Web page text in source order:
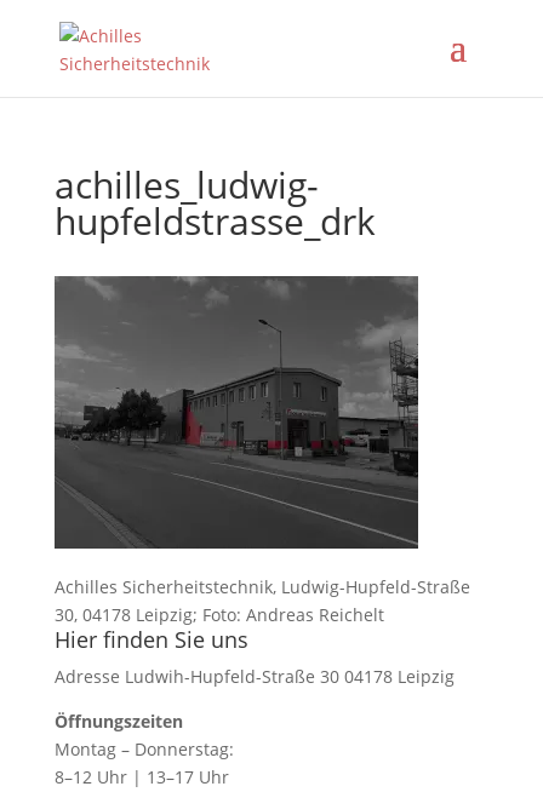
achilles_ludwig-
hupfeldstrasse_drk
Achilles Sicherheitstechnik, Ludwig-Hupfeld-Straße
30, 04178 Leipzig; Foto: Andreas Reichelt
Hier finden Sie uns
Adresse Ludwih-Hupfeld-Straße 30 04178 Leipzig
Öffnungszeiten
Montag – Donnerstag:
8–12 Uhr | 13–17 Uhr